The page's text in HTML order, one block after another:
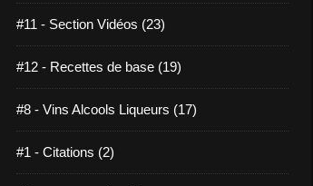
#11 - Section Vidéos (23)
#12 - Recettes de base (19)
#8 - Vins Alcools Liqueurs (17)
#1 - Citations (2)